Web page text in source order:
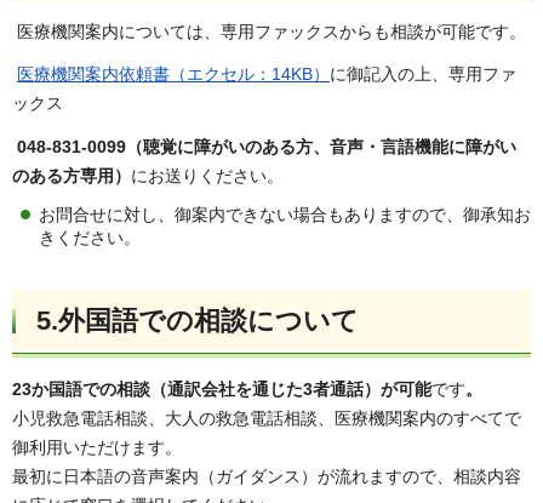
医療機関案内については、専用ファックスからも相談が可能です。
医療機関案内依頼書（エクセル：14KB） に御記入の上、専用ファ
ックス
048-831-0099（聴覚に障がいのある方、音声・言語機能に障がい
のある方専用） にお送りください。
お問合せに対し、御案内できない場合もありますので、御承知お
きください。
5.外国語での相談について
23か国語での相談（通訳会社を通じた3者通話）が可能です。
小児救急電話相談、大人の救急電話相談、医療機関案内のすべてで
御利用いただけます。
最初に日本語の音声案内（ガイダンス）が流れますので、相談内容